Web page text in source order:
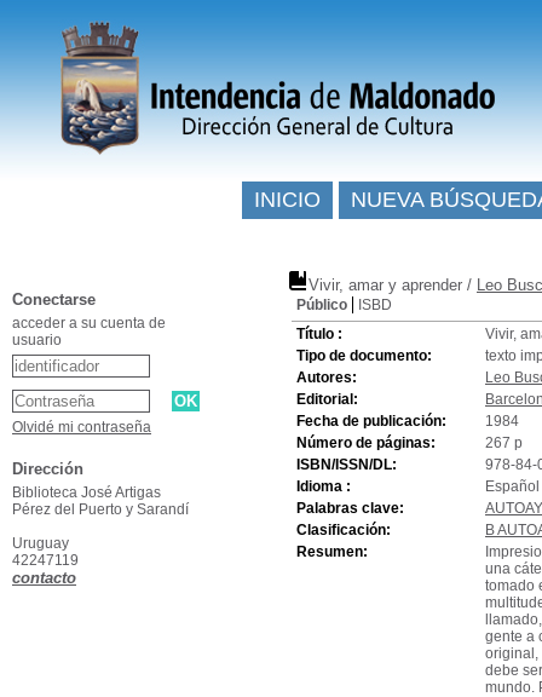
Vivir, amar y aprender / Leo
Público
ISBD
Título :
Vivir,
Tipo de documento:
texto
Autores:
Leo
Editorial:
Fecha de publicación:
1984
Número de páginas:
267 p
ISBN/ISSN/DL:
978-84-
Idioma :
Español
Palabras clave:
Clasificación:
B
Resumen:
una
tomado
gente a
original,
debe
mundo.
INICIO NUEVA
Conectarse
acceder a su cuenta de
usuario
Olvidé mi contraseña
Dirección
Biblioteca José Artigas
Pérez del Puerto y Sarandí
Uruguay
42247119
contacto